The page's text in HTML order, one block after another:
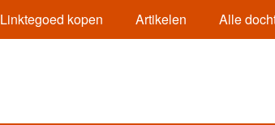
Linktegoed kopen Artikelen Alle